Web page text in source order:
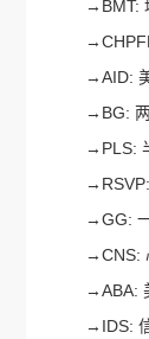
→ BMT:
→
→AID:
→ BG:
→ PLS:
→
→GG:
→CNS:
→ABA:
→ IDS: